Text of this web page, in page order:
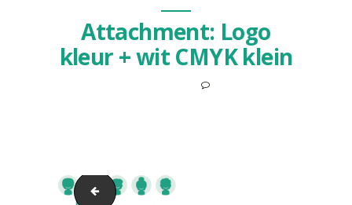
Attachment: Logo
kleur + wit CMYK klein
VOOR WIE?
OVER ONS
Logo kleur + wit CMYK